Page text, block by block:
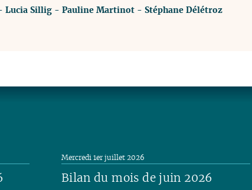
Lucia Sillig- Pauline Martinot- Stéphane Délétroz
Bilan du mois de juin 2026
Mercredi 1er juillet 2026